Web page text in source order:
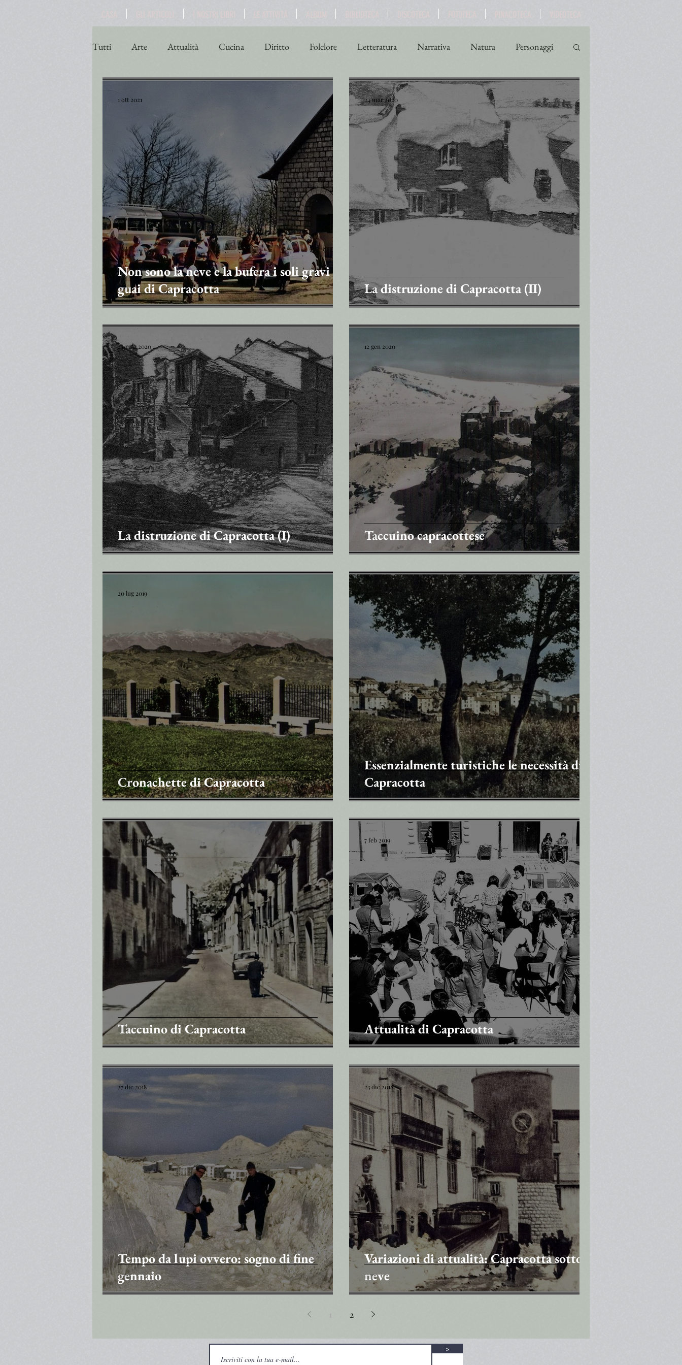
Tutti Arte Attualità Cucina Diritto Folclore Letteratura Narrativa Natura Personaggi
Scienza Storia Teatro Turismo
Non sono la neve e la bufera i soli gravi
guai di Capracotta
1 ott 2021
La distruzione di Capracotta (II)
24 mar 2020
La distruzione di Capracotta (I)
24 mar 2020
Taccuino capracottese
12 gen 2020
Cronachette di Capracotta
20 lug 2019
Essenzialmente turistiche le necessità di
Capracotta
2 giu 2019
Taccuino di Capracotta
2 mag 2019
Attualità di Capracotta
7 feb 2019
Tempo da lupi ovvero: sogno di fine
gennaio
27 dic 2018
Variazioni di attualità: Capracotta sotto la
neve
23 dic 2018
2
>